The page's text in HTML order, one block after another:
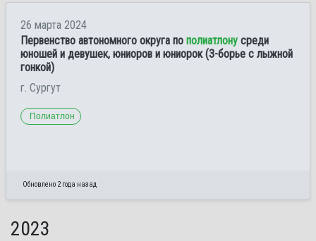
26 марта 2024
Первенство автономного округа по полиатлону среди
юношей и девушек, юниоров и юниорок (3-борье с лыжной
гонкой)
г. Сургут
Полиатлон
Обновлено 2 года назад
2023